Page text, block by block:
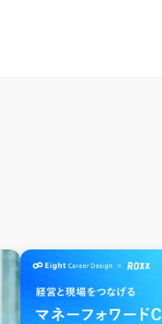
メディア